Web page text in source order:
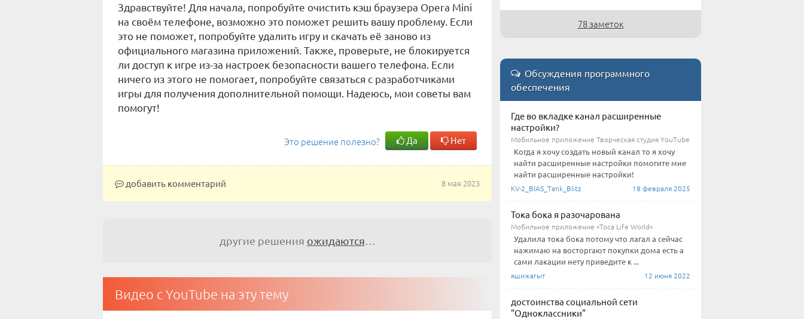
Здравствуйте! Для начала, попробуйте очистить кэш браузера Opera Mini
на своём телефоне, возможно это поможет решить вашу проблему. Если
это не поможет, попробуйте удалить игру и скачать её заново из
официального магазина приложений. Также, проверьте, не блокируется
ли доступ к игре из-за настроек безопасности вашего телефона. Если
ничего из этого не помогает, попробуйте связаться с разработчиками
игры для получения дополнительной помощи. Надеюсь, мои советы вам
помогут!
Это решение полезно? Да Нет
8 мая 2023
добавить комментарий
другие решения ожидаются
Видео с YouTube на эту тему
78 заметок
Обсуждения программного
обеспечения
Где во вкладке канал расширенные
настройки?
Мобильное приложение Творческая студия YouTube
Когда я хочу создать новый канал то я хочу
найти расширенные настройки помогите мне
найти расширенные настройки!
KV-2_BIAS_Tank_Blitz 18 февраля 2025
Тока бока я разочарована
Мобильное приложение «Toca Life World»
Удалила тока бока потому что лагал а сейчас
нажимаю на восторгают покупки дома есть а
сами лакации нету приведите к ...
яшижагыт 12 июня 2022
достоинства социальной сети
"Одноклассники"